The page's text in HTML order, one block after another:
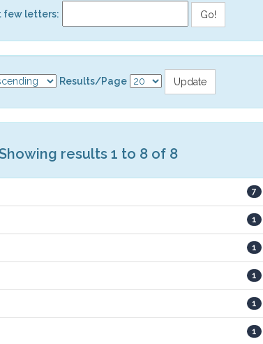
few letters:
Results/Page
results 1 to 8 of 8
7
1
1
1
1
1